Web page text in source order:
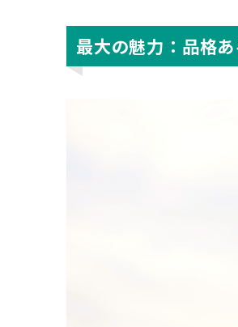
最大の魅力：品格